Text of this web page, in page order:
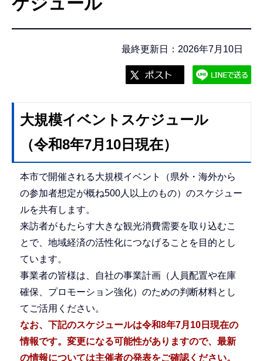
最終更新日：2026年7月10日
大規模イベントスケジュール
（令和8年7月10日現在）
本市で開催される大規模イベント（県外・海外から
の参加者想定が概ね500人以上のもの）のスケジュー
ルを共有します。
来訪者がもたらす大きな観光消費需要を取り込むこ
とで、地域経済の活性化につなげることを目的とし
ています。
事業者の皆様は、自社の事業計画（人員配置や在庫
確保、プロモーション強化）のための判断材料とし
てご活用ください。
なお、下記のスケジュールは令和8年7月10日現在の
情報です。変更になる可能性がありますので、 最新
の情報については主催者の発表をご確認ください。